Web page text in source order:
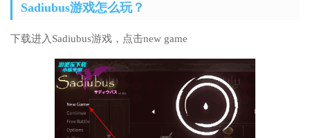
Sadiubus游戏怎么玩？
下载进入Sadiubus游戏，点击new game